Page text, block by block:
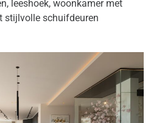
leeshoek, woonkamer met
stijlvolle schuifdeuren